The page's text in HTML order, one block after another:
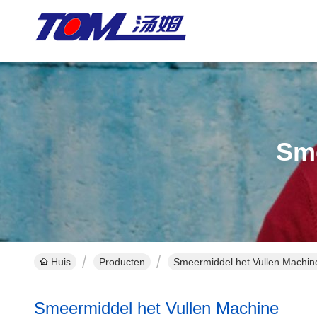
Huis Producten Smeermiddel het Vullen
Smeermiddel het Vullen Machine